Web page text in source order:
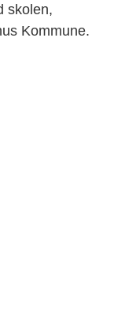
skolen,
Kommune.